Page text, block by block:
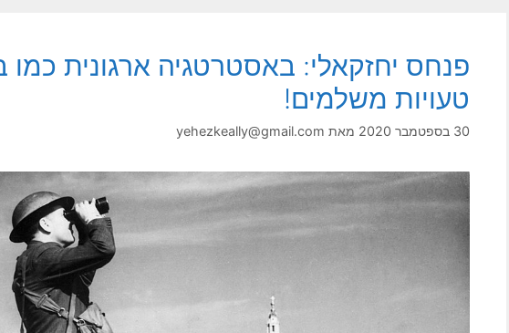
פנחס יחזקאלי: באסטרטגיה ארגונית
טעויות משלמים!
30 בספטמבר 2020 מאת yehezkeally@gmail.com